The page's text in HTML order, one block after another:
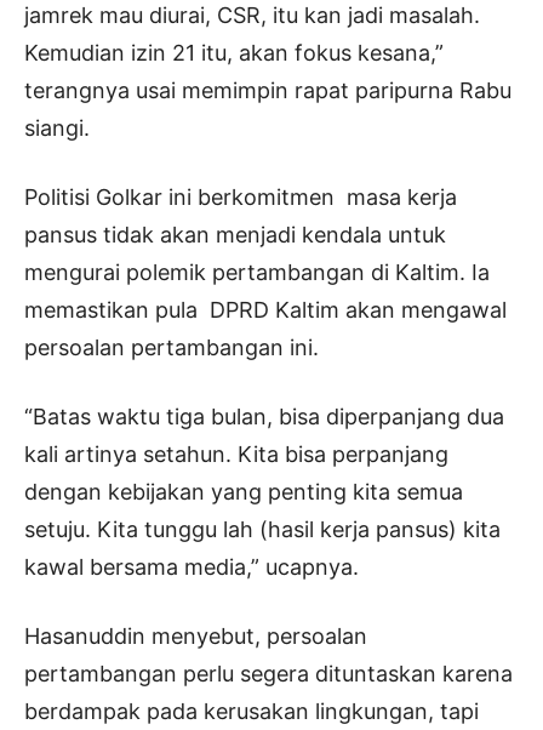
jamrek mau diurai, CSR, itu kan jadi masalah.
Kemudian izin 21 itu, akan fokus kesana,”
terangnya usai memimpin rapat paripurna Rabu
siangi.
Politisi Golkar ini berkomitmen masa kerja
pansus tidak akan menjadi kendala untuk
mengurai polemik pertambangan di Kaltim. Ia
memastikan pula DPRD Kaltim akan mengawal
persoalan pertambangan ini.
“Batas waktu tiga bulan, bisa diperpanjang dua
kali artinya setahun. Kita bisa perpanjang
dengan kebijakan yang penting kita semua
setuju. Kita tunggu lah (hasil kerja pansus) kita
kawal bersama media,” ucapnya.
Hasanuddin menyebut, persoalan
pertambangan perlu segera dituntaskan karena
berdampak pada kerusakan lingkungan, tapi